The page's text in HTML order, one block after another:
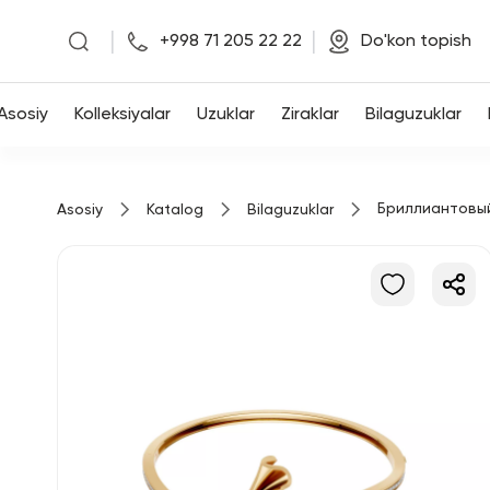
Asosiy
+998 71 205 22 22 Do'kon topish
Kolleksiyalar Uzuklar Ziraklar Bilaguzuklar
Asosiy Katalog Bilaguzuklar